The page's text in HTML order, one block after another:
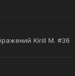
Kirill M. #36